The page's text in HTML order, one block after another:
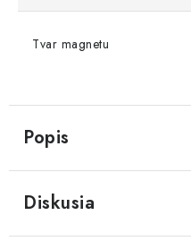
Popis
Tvar magnetu
Diskusia